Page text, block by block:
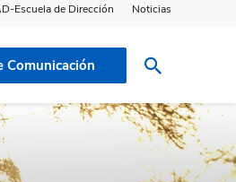
Escuela de Dirección Noticias
Comunicación